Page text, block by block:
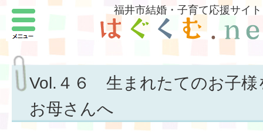
福井市結婚・子育て応援サイト
Vol.４６ 生まれたてのお子様
お母さんへ
メニュー
子どもがほしい